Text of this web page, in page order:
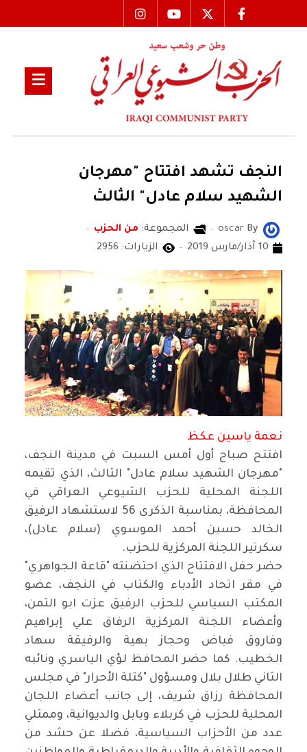
النجف تشهد افتتاح "مهرجان
الشهيد سلام عادل" الثالث
By
oscar المجموعة: من الحزب
10 آذار/مارس 2019
الزيارات: 2956
نعمة ياسين عكظ
افتتح صباح أول أمس السبت في مدينة النجف،
"مهرجان الشهيد سلام عادل" الثالث، الذي تقيمه
اللجنة المحلية للحزب الشيوعي العراقي في
المحافظة، بمناسبة الذكرى 56 لاستشهاد الرفيق
الخالد حسين أحمد الموسوي (سلام عادل)،
سكرتير اللجنة المركزية للحزب.
حضر حفل الافتتاح الذي احتضنته "قاعة الجواهري"
في مقر اتحاد الأدباء والكتاب في النجف، عضو
المكتب السياسي للحزب الرفيق عزت ابو التمن،
وأعضاء اللجنة المركزية الرفاق علي إبراهيم
وفاروق فياض وحجاز بهية والرفيقة سهاد
الخطيب. كما حضر المحافظ لؤي الياسري ونائبه
الثاني طلال بلال ومسؤول "كتلة الأحرار" في مجلس
المحافظة رزاق شريف، إلى جانب أعضاء اللجان
المحلية للحزب في كربلاء وبابل والديوانية، وممثلي
عدد من الأحزاب السياسية، فضلا عن حشد من